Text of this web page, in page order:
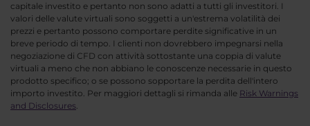
capitale investito e pertanto non sono adatti a tutti gli investitori. I
valori delle valute virtuali sono soggetti a un'estrema volatilità dei
prezzi e pertanto possono comportare perdite significative in un
breve periodo di tempo. I clienti non dovrebbero impegnarsi nella
negoziazione di CFD con attività sottostante una coppia di valute
virtuali a meno che non abbiano le conoscenze necessarie in questo
prodotto specifico; o se possono sopportare la perdita dell'intero
importo investito. Per maggiori dettagli si rimanda alle Risk Warnings
and Disclosures.